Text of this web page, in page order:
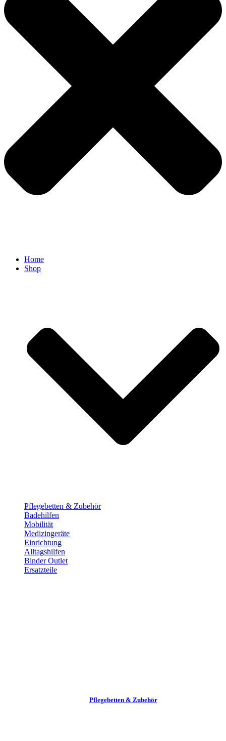
Home
Shop
Pflege­betten & Zubehör
Badehilfen
Mobilität
Medizingeräte
Einrichtung
Alltags­hilfen
Binder Outlet
Ersatzteile
Pflege­betten & Zubehör